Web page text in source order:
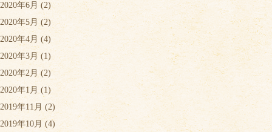
2020年6月 (2)
2020年5月 (2)
2020年4月 (4)
2020年3月 (1)
2020年2月 (2)
2020年1月 (1)
2019年11月 (2)
2019年10月 (4)